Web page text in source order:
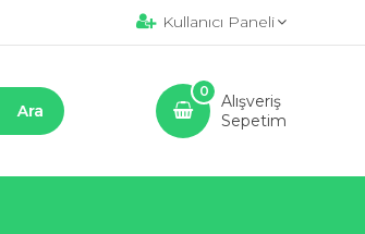
Kullanıcı Paneli
Alışveriş
Sepetim
0